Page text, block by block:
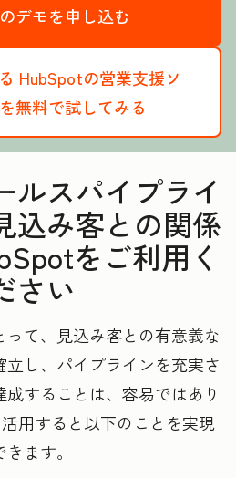
デモを申し込む
HubSpotの営業支援ソ
無料で試してみる
ルスパイプライ
込み客との関係
をご利用く
さい
て、見込み客との有意義な
し、パイプラインを充実さ
することは、容易ではあり
用すると以下のことを実現
きます。